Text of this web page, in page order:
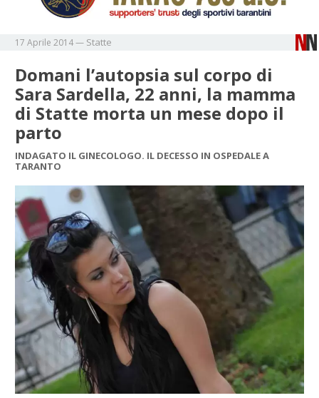
17 Aprile 2014— Statte
Domani l’autopsia sul corpo di
Sara Sardella, 22 anni, la mamma
di Statte morta un mese dopo il
parto
INDAGATO IL GINECOLOGO. IL DECESSO IN OSPEDALE A
TARANTO